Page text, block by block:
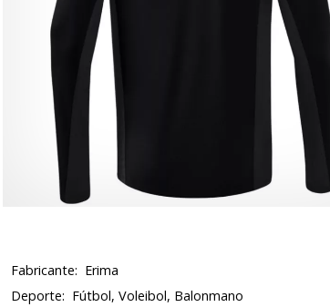
Fabricante: Erima
Deporte: Fútbol, Voleibol, Balonmano